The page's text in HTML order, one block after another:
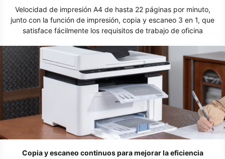
Velocidad de impresión A4 de hasta 22 páginas por minuto,
junto con la función de impresión, copia y escaneo 3 en 1, que
satisface fácilmente los requisitos de trabajo de oficina
Copia y escaneo continuos para mejorar la eficiencia